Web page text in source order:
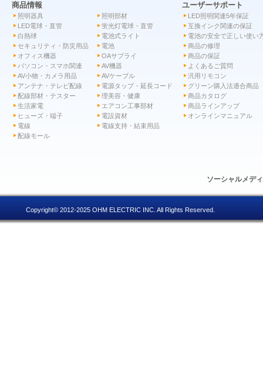
商品情報
照明器具
照明部材
LED電球・直管
蛍光灯電球・直管
白熱球
電池式ライト
セキュリティ・防災用品
電池
オフィス機器
OAサプライ
パソコン・スマホ関連
AV機器
AV小物・カメラ用品
AVケーブル
アンテナ・テレビ配線
電源タップ・延長コード
配線部材・テスター
理美容・健康
生活家電
エアコン工事部材
ヒューズ・端子
電設資材
電線
電線支持・結束用品
配線モール
ユーザーサポート
LED照明関連5年保証
互換インク関連の保証
電池の安全で正しい使い
商品の修理
商品の保証
よくあるご質問
汎用リモコン
グリーン購入法適合商品
商品カタログ
商品ラインアップ
オンラインマニュアル
ソーシャルメデ
Copyright© 2012-2025 OHM ELECTRIC INC. All Rights Reserved.